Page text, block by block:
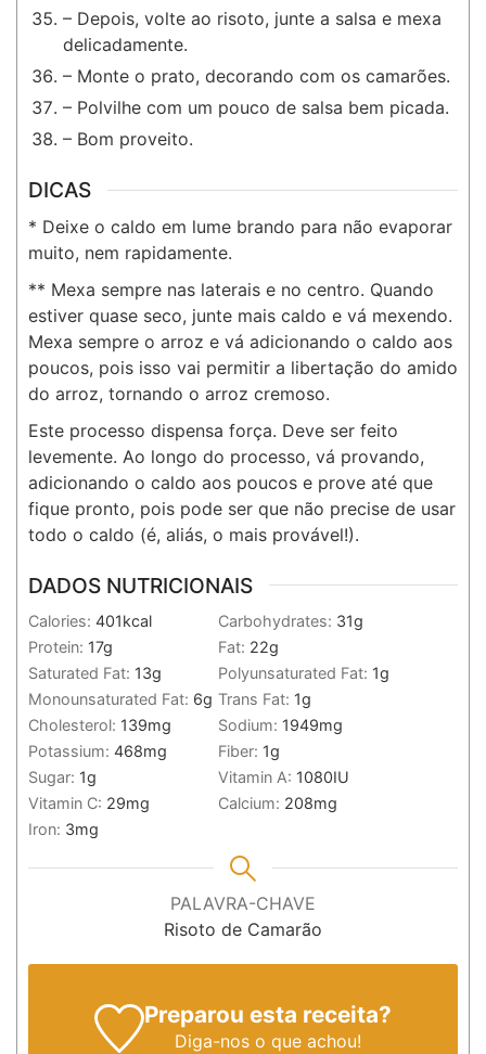
– Depois, volte ao risoto, junte a salsa e mexa
delicadamente.
– Monte o prato, decorando com os camarões.
– Polvilhe com um pouco de salsa bem picada.
– Bom proveito.
DICAS
* Deixe o caldo em lume brando para não evaporar
muito, nem rapidamente.
** Mexa sempre nas laterais e no centro. Quando
estiver quase seco, junte mais caldo e vá mexendo.
Mexa sempre o arroz e vá adicionando o caldo aos
poucos, pois isso vai permitir a libertação do amido
do arroz, tornando o arroz cremoso.
Este processo dispensa força. Deve ser feito
levemente. Ao longo do processo, vá provando,
adicionando o caldo aos poucos e prove até que
fique pronto, pois pode ser que não precise de usar
todo o caldo (é, aliás, o mais provável!).
DADOS NUTRICIONAIS
Calories: 401kcal Carbohydrates: 31g
Protein: 17g Fat: 22g
Saturated Fat: 13g Polyunsaturated Fat: 1g
Monounsaturated Fat: 6g Trans Fat: 1g
Cholesterol: 139mg Sodium: 1949mg
Potassium: 468mg Fiber: 1g
Sugar: 1g Vitamin A: 1080IU
Vitamin C: 29mg Calcium: 208mg
Iron: 3mg
PALAVRA-CHAVE
Risoto de Camarão
Preparou esta receita?
Diga-noso que achou!